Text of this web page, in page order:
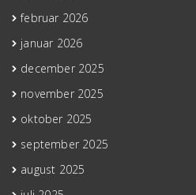
februar 2026
januar 2026
december 2025
november 2025
oktober 2025
september 2025
august 2025